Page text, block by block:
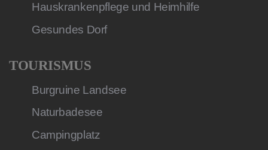
Hauskrankenpflege und Heimhilfe
Gesundes Dorf
TOURISMUS
Burgruine Landsee
Naturbadesee
Campingplatz